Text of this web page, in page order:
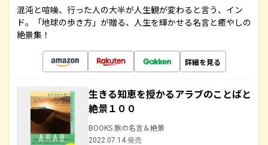
混沌と喧噪、行った人の大半が人生観が変わると言う、イン
ド。「地球の歩き方」が贈る、人生を輝かせる名言と癒やしの
絶景集！
詳細を見る
生きる知恵を授かるアラブのことばと
絶景１００
BOOKS 旅の名言＆絶景
2022.07.14 発売